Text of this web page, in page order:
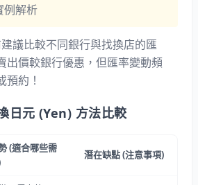
例解析
議比較不同銀行與找換店的匯
出價較銀行優惠，但匯率變動頻
預約！
日元 (Yen) 方法比較
(適合哪些需
潛在缺點(注意事項)